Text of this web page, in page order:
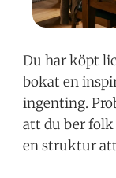
Du har köpt
bokat en
ingenting.
att du ber
en struktur